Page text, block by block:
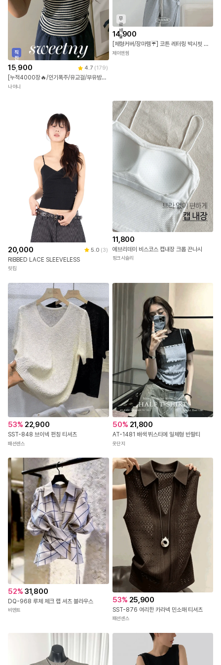
직
진
배
송
15,900 4.7 (179)
[누적4000장🔥/인기폭주/유교걸/부유방/여행룩] 메이폴 단가라 스트라이프 민소매 나시
나이니
무
료
배
송
14,900
[체형커버/장마템☔] 코튼 레터링 박시핏 크롭티 오버사이즈 반팔 티셔츠 루즈핏 크롭 반팔티 면티 오버핏 4COLOR
제이앤썸
20,000 5.0 (3)
RIBBED LACE SLEEVELESS
릿킴
11,800
에브리데이 비스코스 캡내장 크롭 끈나시
핑크시슬리
53% 22,900
SST-848 브이넥 펀칭 티셔츠
패션센스
50% 21,800
AT-1481 배색 뷔스티에 일체형 반팔티
옷단지
52% 31,800
DQ-968 루체 체크 랩 셔츠 블라우스
비엔트
53% 25,900
SST-876 여리한 카라넥 민소매 티셔츠
패션센스